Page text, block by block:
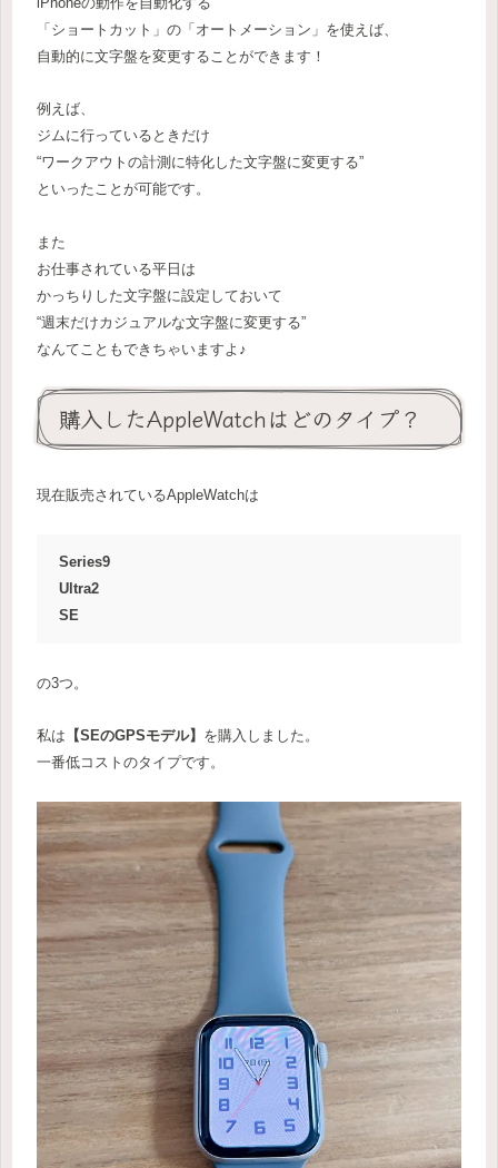
「ショートカット」の「オートメーション」を使えば、
自動的に文字盤を変更することができます！
例えば、
ジムに行っているときだけ
“ワークアウトの計測に特化した文字盤に変更する”
といったことが可能です。
また
お仕事されている平日は
かっちりした文字盤に設定しておいて
“週末だけカジュアルな文字盤に変更する”
なんてこともできちゃいますよ♪
購入したAppleWatchはどのタイプ？
現在販売されているAppleWatchは
Series9
Ultra2
SE
の3つ。
私は 【SEのGPSモデル】 を購入しました。
一番低コストのタイプです。